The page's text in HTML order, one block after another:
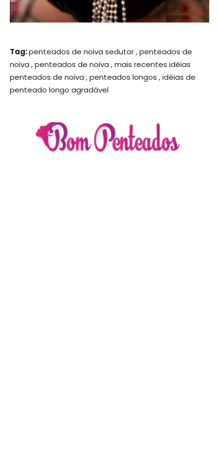
Tag:penteados de noiva sedutor , penteados de
noiva , penteados de noiva , mais recentes idéias
penteados de noiva , penteados longos , idéias de
penteado longo agradável